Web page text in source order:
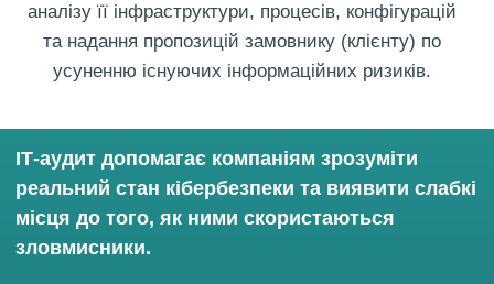
аналізу її інфраструктури, процесів, конфігурацій
та надання пропозицій замовнику (клієнту) по
усуненню існуючих інформаційних ризиків.
ІТ-аудит допомагає компаніям зрозуміти
реальний стан кібербезпеки та виявити слабкі
місця до того, як ними скористаються
зловмисники.